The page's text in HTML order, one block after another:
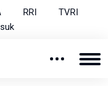
RRI
TVRI